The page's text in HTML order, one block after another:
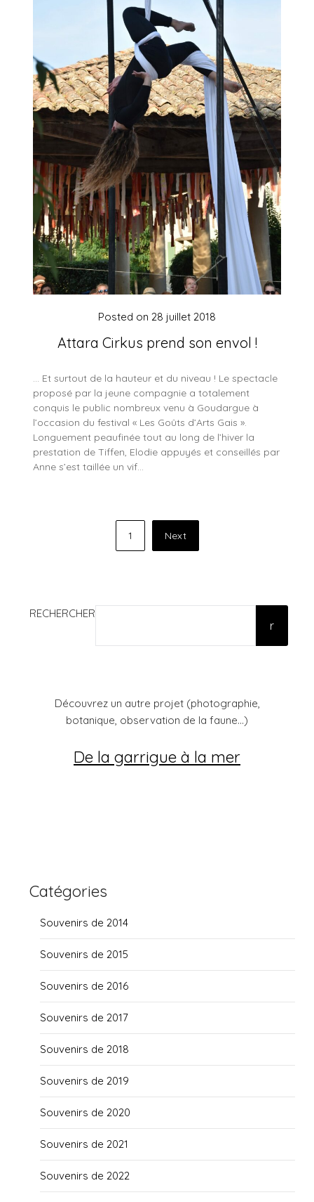
Attara Cirkus prend son envol !
Posted on 28 juillet 2018
… Et surtout de la hauteur et du niveau ! Le spectacle
proposé par la jeune compagnie a totalement
conquis le public nombreux venu à Goudargue à
l’occasion du festival « Les Goûts d’Arts Gais ».
Longuement peaufinée tout au long de l’hiver la
prestation de Tiffen, Elodie appuyés et conseillés par
Anne s’est taillée un vif…
1 Next
RECHERCHER
r
Découvrez un autre projet (photographie,
botanique, observation de la faune...)
De la garrigue à la mer
Catégories
Souvenirs de 2014
Souvenirs de 2015
Souvenirs de 2016
Souvenirs de 2017
Souvenirs de 2018
Souvenirs de 2019
Souvenirs de 2020
Souvenirs de 2021
Souvenirs de 2022